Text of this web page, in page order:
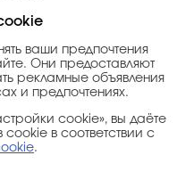
ваши предпочтения
Они предоставляют
рекламные объявления
и предпочтениях.
cookie», вы даёте
в соответствии с
.